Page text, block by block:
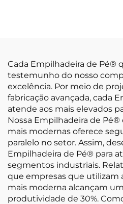
Cada Empilhadeira de Pé®
testemunho do nosso
excelência. Por meio de
fabricação avançada, cada
atende aos mais elevados
Nossa Empilhadeira de
mais modernas oferece
paralelo no setor. Assim,
Empilhadeira de Pé® para
segmentos industriais.
que empresas que utilizam
mais moderna alcançam
produtividade de 30%.